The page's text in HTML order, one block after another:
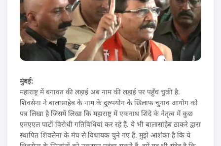
मुंबई:
महाराष्ट्र में बगावत की लड़ाई अब नाम की लड़ाई पर पहुँच चुकी है.
शिवसेना ने बालासाहेब के नाम के दुरुपयोग के खिलाफ चुनाव आयोग को
पत्र लिखा है जिसमें लिखा कि महाराष्ट्र में एकनाथ शिंदे के नेतृत्व में कुछ
एमएएल पार्टी विरोधी गतिविधियां कर रहे हैं. ये भी बालासाहेब ठाकरे द्वारा
स्थापित शिवसेना के मंच से विधायक चुने गए हैं. मुझे आशंका है कि ये